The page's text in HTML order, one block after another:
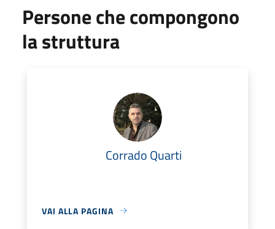
Persone che compongono
la struttura
Corrado Quarti
VAI ALLA PAGINA